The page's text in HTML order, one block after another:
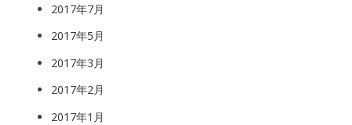
2017年7月
2017年5月
2017年3月
2017年2月
2017年1月